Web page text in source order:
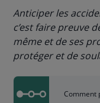
Anticiper les
c’est faire preuve
même et de ses
protéger et de
Comment